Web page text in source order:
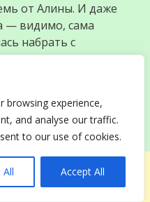
browsing experience,
and analyse our traffic.
to our use of cookies.
All Accept All
от Алины. И даже
— видимо, сама
набрать с
будто держал